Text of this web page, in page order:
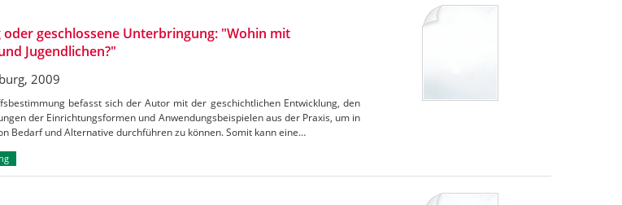
geschlossene Unterbringung: "Wohin mit
Jugendlichen?"
2009
befasst sich der Autor mit der geschichtlichen Entwicklung, den
der Einrichtungsformen und Anwendungsbeispielen aus der Praxis, um in
Bedarf und Alternative durchführen zu können. Somit kann eine…